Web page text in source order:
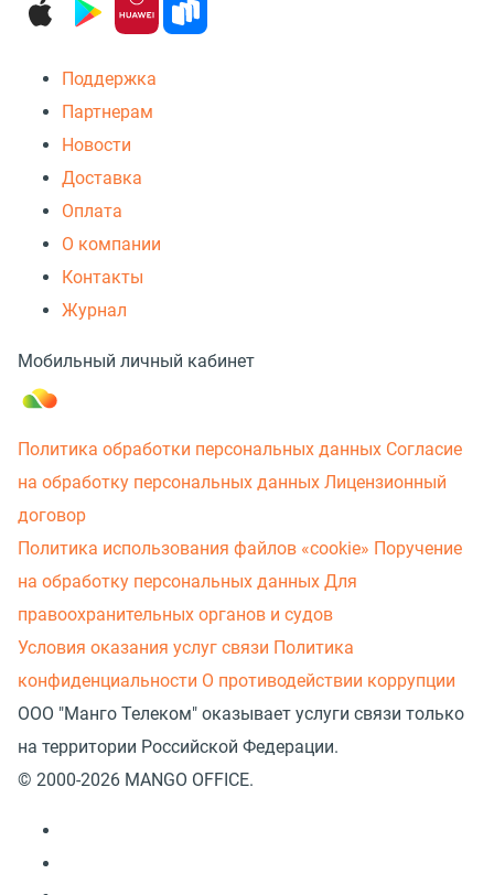
Поддержка
Партнерам
Новости
Доставка
Оплата
О компании
Контакты
Журнал
Мобильный личный кабинет
Политика обработки персональных данных Согласие
на обработку персональных данных Лицензионный
договор
Политика использования файлов «cookie» Поручение
на обработку персональных данных Для
правоохранительных органов и судов
Условия оказания услуг связи Политика
конфиденциальности О противодействии коррупции
ООО "Манго Телеком" оказывает услуги связи только
на территории Российской Федерации.
© 2000-2026 MANGO OFFICE.